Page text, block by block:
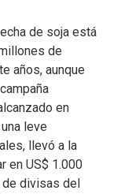
de soja está
de
años, aunque
en
leve
llevó a la
en US$ 1.000
divisas del